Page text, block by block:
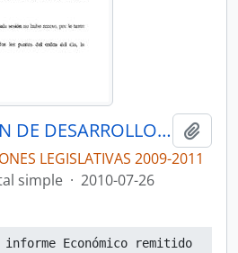
ACTAS COMISIÓN DE DESARROLLO ECONÓMICO, PRODUCTIVO Y LA MICROEMPRESA
LEGISLATIVAS 2009-2011
simple · 2010-07-26
Económico remitido